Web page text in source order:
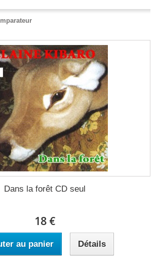
Dans la forêt CD seul
18 €
au panier Détails